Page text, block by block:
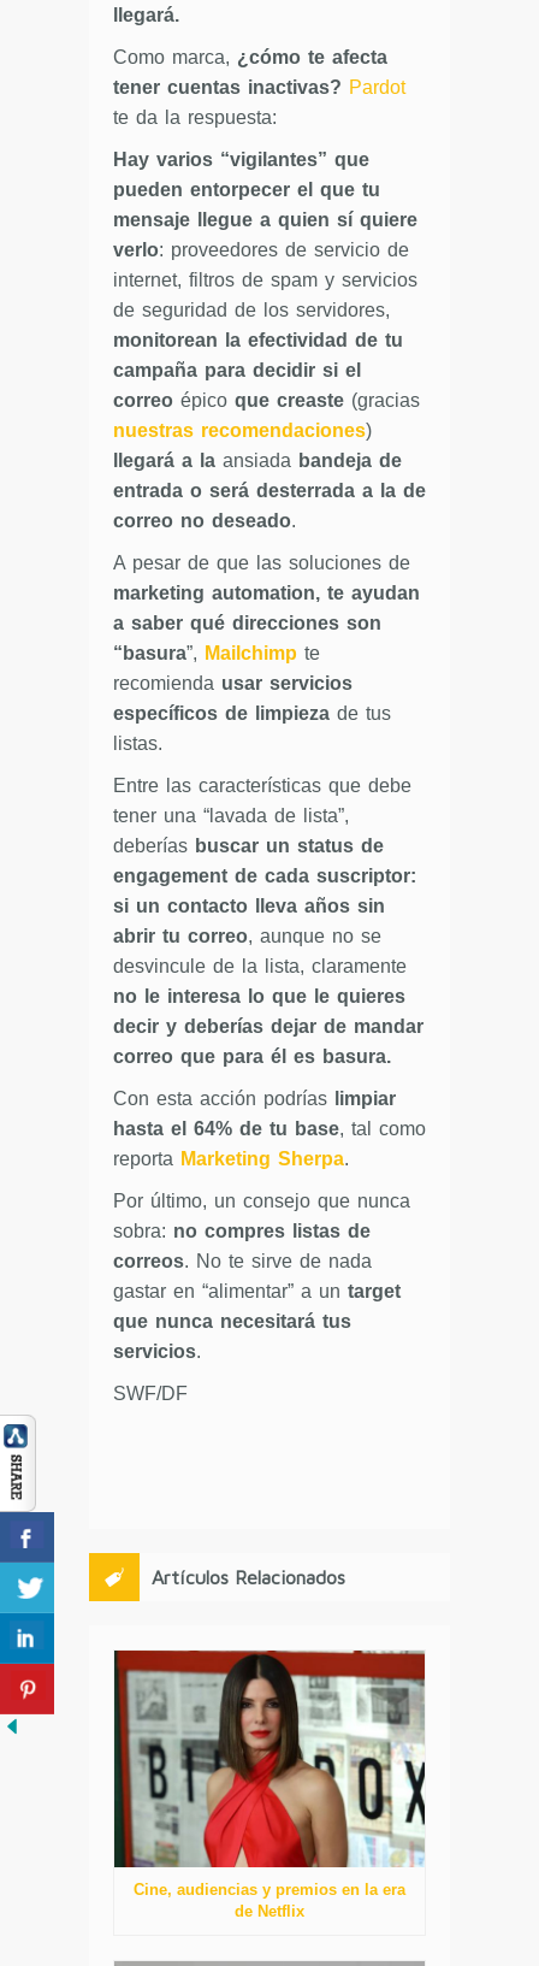
llegará.
Como marca, ¿cómo te afecta
tener cuentas inactivas? Pardot
te da la respuesta:
Hay varios “vigilantes” que
pueden entorpecer el que tu
mensaje llegue a quien sí quiere
verlo: proveedores de servicio de
internet, filtros de spam y servicios
de seguridad de los servidores,
monitorean la efectividad de tu
campaña para decidir si el
correo épico que creaste (gracias
nuestras recomendaciones)
llegará a la ansiada bandeja de
entrada o será desterrada a la de
correo no deseado.
A pesar de que las soluciones de
marketing automation, te ayudan
a saber qué direcciones son
“basura”, Mailchimp te
recomienda usar servicios
específicos de limpieza de tus
listas.
Entre las características que debe
tener una “lavada de lista”,
deberías buscar un status de
engagement de cada suscriptor:
si un contacto lleva años sin
abrir tu correo, aunque no se
desvincule de la lista, claramente
no le interesa lo que le quieres
decir y deberías dejar de mandar
correo que para él es basura.
Con esta acción podrías limpiar
hasta el 64% de tu base, tal como
reporta Marketing Sherpa.
Por último, un consejo que nunca
sobra: no compres listas de
correos. No te sirve de nada
gastar en “alimentar” a un target
que nunca necesitará tus
servicios.
SWF/DF
Artículos Relacionados
Cine, audiencias y premios en la era
de Netflix